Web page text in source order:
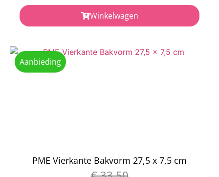
Winkelwagen
Aanbieding
PME Vierkante Bakvorm 27,5 x 7,5 cm